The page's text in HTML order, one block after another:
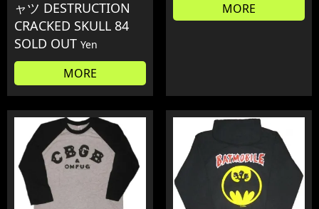
ャツ DESTRUCTION
CRACKED SKULL 84
SOLD OUT Yen
MORE
MORE